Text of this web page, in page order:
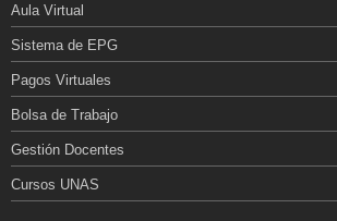
Aula Virtual
Sistema de EPG
Pagos Virtuales
Bolsa de Trabajo
Gestión Docentes
Cursos UNAS